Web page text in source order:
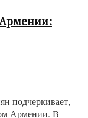
подчеркивает,
Армении. В